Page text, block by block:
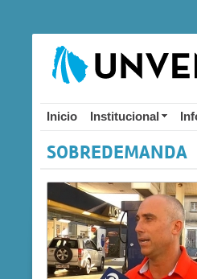
Inicio Institucional
SOBREDEMANDA